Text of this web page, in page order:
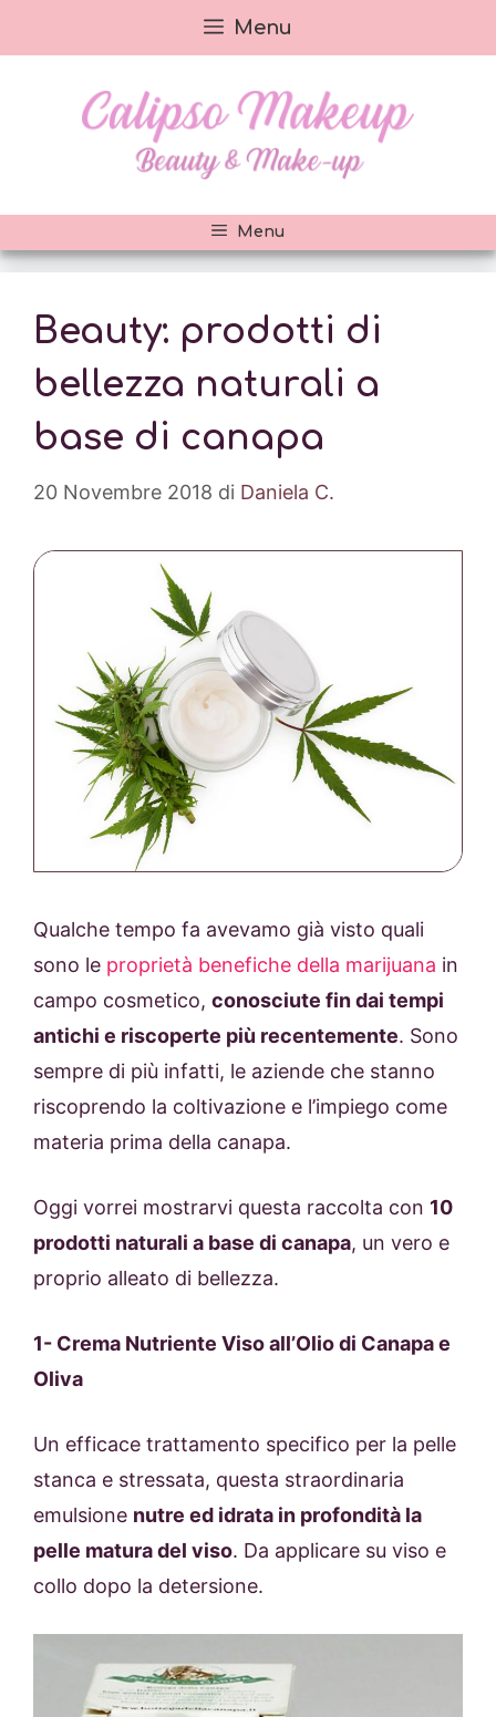
al
Menu
Menu
Beauty: prodotti di
bellezza naturali a
base di canapa
20 Novembre 2018 di Daniela C.
Qualche tempo fa avevamo già visto quali
sono le proprietà benefiche della marijuana in
campo cosmetico, conosciute fin dai tempi
antichi e riscoperte più recentemente. Sono
sempre di più infatti, le aziende che stanno
riscoprendo la coltivazione e l’impiego come
materia prima della canapa.
Oggi vorrei mostrarvi questa raccolta con 10
prodotti naturali a base di canapa, un vero e
proprio alleato di bellezza.
1- Crema Nutriente Viso all’Olio di Canapa e
Oliva
Un efficace trattamento specifico per la pelle
stanca e stressata, questa straordinaria
emulsione nutre ed idrata in profondità la
pelle matura del viso. Da applicare su viso e
collo dopo la detersione.